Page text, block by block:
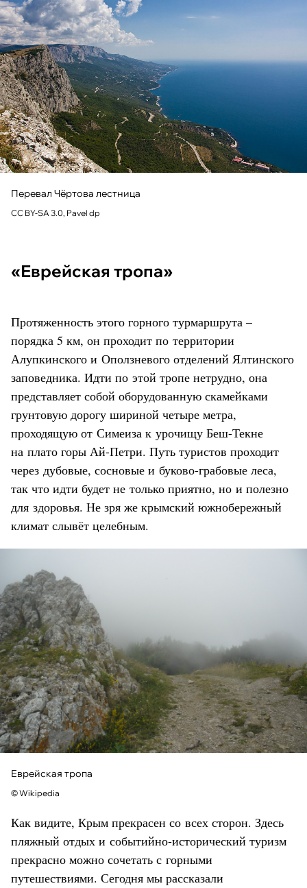
Перевал Чёртова лестница
CC BY-SA 3.0, Pavel dp
«Еврейская тропа»
Протяженность этого горного турмаршрута –
порядка 5 км, он проходит по территории
Алупкинского и Оползневого отделений Ялтинского
заповедника. Идти по этой тропе нетрудно, она
представляет собой оборудованную скамейками
грунтовую дорогу шириной четыре метра,
проходящую от Симеиза к урочищу Беш-Текне
на плато горы Ай-Петри. Путь туристов проходит
через дубовые, сосновые и буково-грабовые леса,
так что идти будет не только приятно, но и полезно
для здоровья. Не зря же крымский южнобережный
климат слывёт целебным.
Еврейская тропа
© Wikipedia
Как видите, Крым прекрасен со всех сторон. Здесь
пляжный отдых и событийно-исторический туризм
прекрасно можно сочетать с горными
путешествиями. Сегодня мы рассказали